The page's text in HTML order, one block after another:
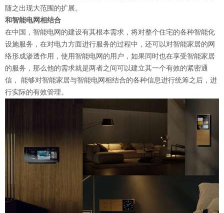
随之出现大范围的扩展。
和智能电网相结合
在中国，智能电网的建设有其根本需求，将对整个住宅的各种智能化
设施服务，在对电力方面进行服务的过程中，还可以对智能家居的网
络形成渗透作用，使用智能电网的用户，如果同时也在享受智能家居
的服务，那么他的需求就是两者之间可以建立其一个有效的紧密通
信， 能够对智能家居与智能电网相结合的各种信息进行统筹之后，进
行实际的有效管理。